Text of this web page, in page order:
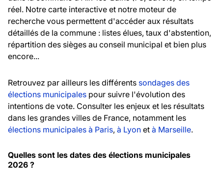
réel. Notre carte interactive et notre moteur de
recherche vous permettent d'accéder aux résultats
détaillés de la commune : listes élues, taux d'abstention,
répartition des sièges au conseil municipal et bien plus
encore...
Retrouvez par ailleurs les différents sondages des
élections municipales pour suivre l'évolution des
intentions de vote. Consulter les enjeux et les résultats
dans les grandes villes de France, notamment les
élections municipales à Paris, à Lyon et à Marseille.
Quelles sont les dates des élections municipales
2026 ?